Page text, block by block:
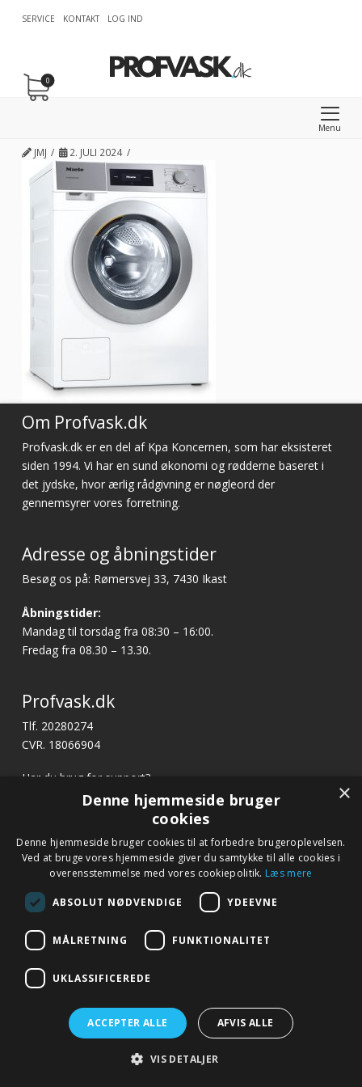
SERVICE KONTAKT LOG IND
Menu
0
JMJ 2. JULI 2024
Om Profvask.dk
Profvask.dk er en del af Kpa Koncernen, som har eksisteret
siden 1994. Vi har en sund økonomi og rødderne baseret i
det jydske, hvor ærlig rådgivning er nøgleord der
gennemsyrer vores forretning.
Adresse og åbningstider
Besøg os på: Rømersvej 33, 7430 Ikast
Åbningstider:
Mandag til torsdag fra 08:30 – 16:00.
Fredag fra 08.30 – 13.30.
Profvask.dk
Tlf. 20280274
CVR. 18066904
Har du brug for support?
profvask@kpa.dk
Hurtige links
Betingelser og garanti
Kontakt
Fagor.dk
© 2019 profvask.dk – Alle rettigheder forbeholdes – Google+
Bliv ringet op
Ring til os på tlf. 20 28 02 74 eller notér dit nummer
nedenfor, så kontakter vi dig.
Navn *
Telefon *
×
Denne hjemmeside bruger
cookies
Denne hjemmeside bruger cookies til at forbedre brugeroplevelsen.
Ved at bruge vores hjemmeside giver du samtykke til alle cookies i
overensstemmelse med vores cookiepolitik. Læs mere
ABSOLUT NØDVENDIGE YDEEVNE
MÅLRETNING FUNKTIONALITET
UKLASSIFICEREDE
ACCEPTER ALLE AFVIS ALLE
VIS DETALJER